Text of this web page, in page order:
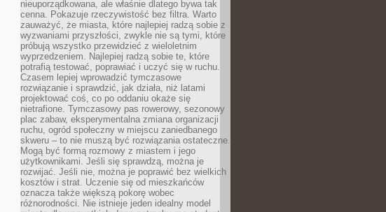
nieuporządkowana, ale właśnie dlatego bywa tak
cenna. Pokazuje rzeczywistość bez filtra. Warto
zauważyć, że miasta, które najlepiej radzą sobie z
wyzwaniami przyszłości, zwykle nie są tymi, które
próbują wszystko przewidzieć z wieloletnim
wyprzedzeniem. Najlepiej radzą sobie te, które
potrafią testować, poprawiać i uczyć się w ruchu.
Czasem lepiej wprowadzić tymczasowe
rozwiązanie i sprawdzić, jak działa, niż latami
projektować coś, co po oddaniu okaże się
nietrafione. Tymczasowy pas rowerowy, sezonowy
plac zabaw, eksperymentalna zmiana organizacji
ruchu, ogród społeczny w miejscu zaniedbanego
skweru – to nie muszą być rozwiązania ostateczne.
Mogą być formą rozmowy z miastem i jego
użytkownikami. Jeśli się sprawdzą, można je
rozwijać. Jeśli nie, można je poprawić bez wielkich
kosztów i strat. Uczenie się od mieszkańców
oznacza także większą pokorę wobec
różnorodności. Nie istnieje jeden idealny model